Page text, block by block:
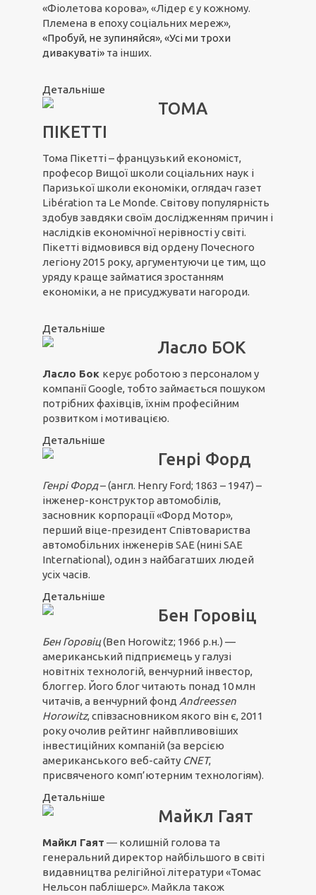
«Фіолетова корова», «Лідер є у кожному.
Племена в епоху соціальних мереж»,
«Пробуй, не зупиняйся», «Усі ми трохи
дивакуваті» та інших.
Детальніше
ТОМА
ПІКЕТТІ
Тома Пікетті – французький економіст,
професор Вищої школи соціальних наук і
Паризької школи економіки, оглядач газет
Libération та Le Monde. Світову популярність
здобув завдяки своїм дослідженням причин і
наслідків економічної нерівності у світі.
Пікетті відмовився від ордену Почесного
легіону 2015 року, аргументуючи це тим, що
уряду краще займатися зростанням
економіки, а не присуджувати нагороди.
Детальніше
Ласло БОК
Ласло Бок керує роботою з персоналом у
компанії Google, тобто займається пошуком
потрібних фахівців, їхнім професійним
розвитком і мотивацією.
Детальніше
Генрі Форд
Генрі Форд– (англ. Henry Ford; 1863 – 1947) –
інженер-конструктор автомобілів,
засновник корпорації «Форд Мотор»,
перший віце-президент Співтовариства
автомобільних інженерів SAE (нині SAE
International), один з найбагатших людей
усіх часів.
Детальніше
Бен Горовіц
Бен Горовіц(Ben Horowitz; 1966 р.н.) —
американський підприємець у галузі
новітніх технологій, венчурний інвестор,
блоггер. Його блог читають понад 10 млн
читачів, а венчурний фонд Andreessen
Horowitz, співзасновником якого він є, 2011
року очолив рейтинг найвпливовіших
інвестиційних компаній (за версією
американського веб-сайту CNET,
присвяченого комп’ютерним технологіям).
Детальніше
Майкл Гаят
Майкл Гаят ― колишній голова та
генеральний директор найбільшого в світі
видавництва релігійної літератури «Томас
Нельсон паблішерс». Майкла також